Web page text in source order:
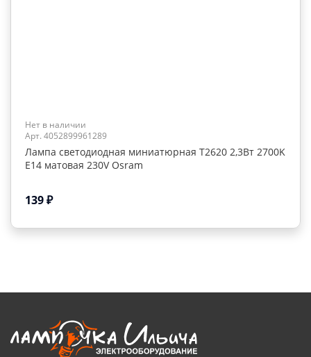
Нет в наличии
Арт. 4052899961289
Лампа светодиодная миниатюрная T2620 2,3Вт 2700K
E14 матовая 230V Osram
139₽